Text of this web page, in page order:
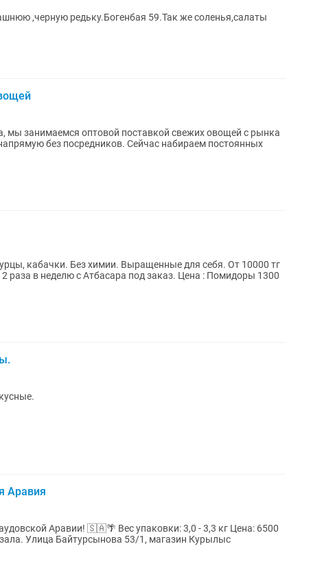
,черную редьку.Богенбая 59.Так же соленья,салаты
мы занимаемся оптовой поставкой свежих овощей с рынка
без посредников. Сейчас набираем постоянных
кабачки. Без химии. Выращенные для себя. От 10000 тг
Аравия
Вес упаковки: 3,0 - 3,3 кг Цена: 6500